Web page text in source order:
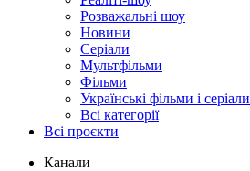
Розважальні шоу
Новини
Серіали
Мультфільми
Фільми
Українські фільми і серіали
Всі категорії
Всі проєкти
Канали